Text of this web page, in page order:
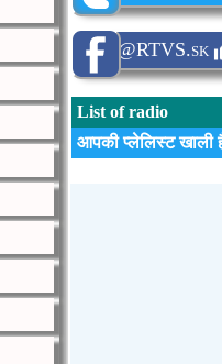
@RTVS.sk
List of radio
आपकी प्लेलिस्ट खाली